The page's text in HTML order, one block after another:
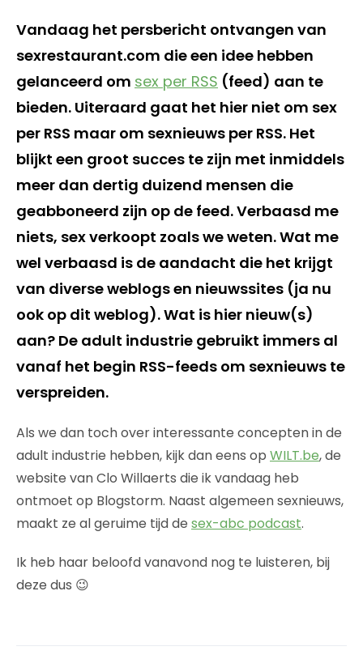
Vandaag het persbericht ontvangen van
sexrestaurant.com die een idee hebben
gelanceerd om sex per RSS (feed) aan te
bieden. Uiteraard gaat het hier niet om sex
per RSS maar om sexnieuws per RSS. Het
blijkt een groot succes te zijn met inmiddels
meer dan dertig duizend mensen die
geabboneerd zijn op de feed. Verbaasd me
niets, sex verkoopt zoals we weten. Wat me
wel verbaasd is de aandacht die het krijgt
van diverse weblogs en nieuwssites (ja nu
ook op dit weblog). Wat is hier nieuw(s)
aan? De adult industrie gebruikt immers al
vanaf het begin RSS-feeds om sexnieuws te
verspreiden.
Als we dan toch over interessante concepten in de
adult industrie hebben, kijk dan eens op WILT.be, de
website van Clo Willaerts die ik vandaag heb
ontmoet op Blogstorm. Naast algemeen sexnieuws,
maakt ze al geruime tijd de sex-abc podcast.
Ik heb haar beloofd vanavond nog te luisteren, bij
deze dus 😉